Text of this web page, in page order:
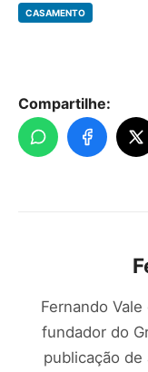
CASAMENTO
Compartilhe:
Fernando
fundador do
publicação